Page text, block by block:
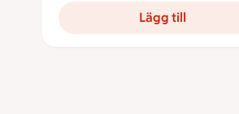
Lägg till